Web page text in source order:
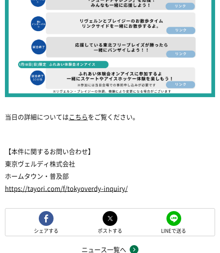
当日の詳細についてはこちらをご覧ください。
【本件に関するお問い合わせ】
東京ヴェルディ株式会社
ホームタウン・普及部
https://tayori.com/f/tokyoverdy-inquiry/
シェアする ポストする LINEで送る
ニュース一覧へ